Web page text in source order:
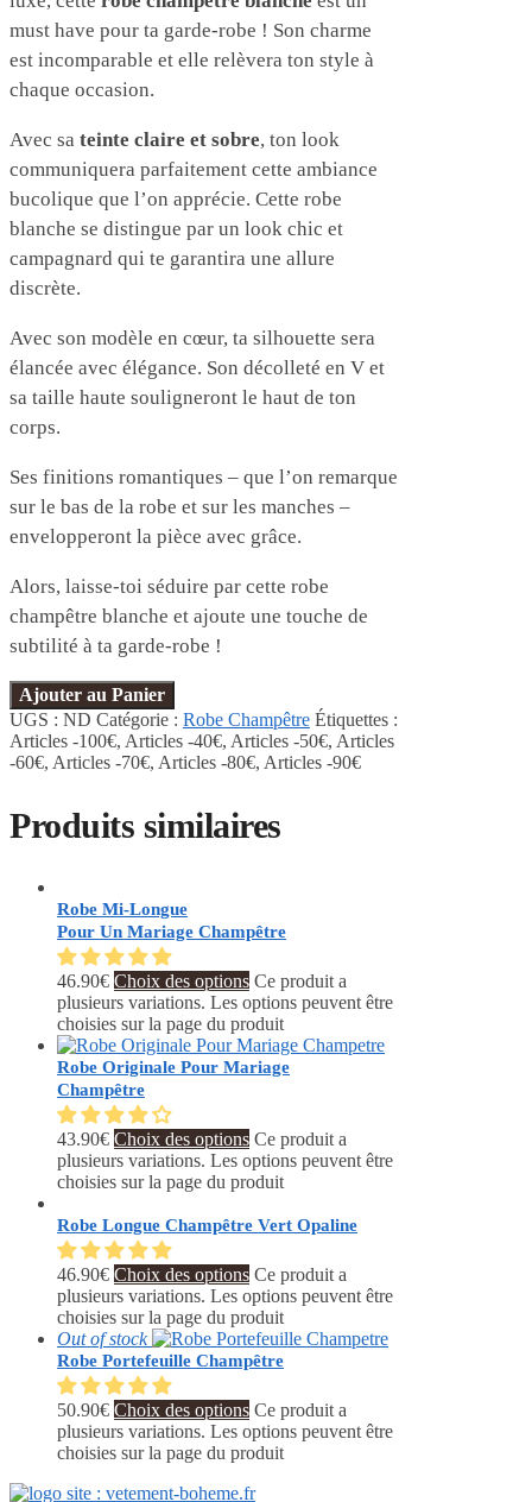
must have pour ta garde-robe ! Son charme
est incomparable et elle relèvera ton style à
chaque occasion.
Avec sa teinte claire et sobre, ton look
communiquera parfaitement cette ambiance
bucolique que l’on apprécie. Cette robe
blanche se distingue par un look chic et
campagnard qui te garantira une allure
discrète.
Avec son modèle en cœur, ta silhouette sera
élancée avec élégance. Son décolleté en V et
sa taille haute souligneront le haut de ton
corps.
Ses finitions romantiques – que l’on remarque
sur le bas de la robe et sur les manches –
envelopperont la pièce avec grâce.
Alors, laisse-toi séduire par cette robe
champêtre blanche et ajoute une touche de
subtilité à ta garde-robe !
Ajouter au Panier
UGS : ND Catégorie : Robe Champêtre Étiquettes :
Articles -100€, Articles -40€, Articles -50€, Articles
-60€, Articles -70€, Articles -80€, Articles -90€
Produits similaires
Robe Mi-Longue
Pour Un Mariage Champêtre
46.90€ Choix des options Ce produit a
plusieurs variations. Les options peuvent être
choisies sur la page du produit
Robe Originale Pour Mariage
Champêtre
43.90€ Choix des options Ce produit a
plusieurs variations. Les options peuvent être
choisies sur la page du produit
Robe Longue Champêtre Vert Opaline
46.90€ Choix des options Ce produit a
plusieurs variations. Les options peuvent être
choisies sur la page du produit
Out of stock
Robe Portefeuille Champêtre
50.90€ Choix des options Ce produit a
plusieurs variations. Les options peuvent être
choisies sur la page du produit